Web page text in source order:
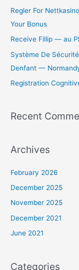
o
r
:
Regler For
Your Bonus
Receive Fillip — au
Système De
Denfant —
Registration
Recent
Archives
February 2026
December 2025
November 2025
December 2021
June 2021
Categories